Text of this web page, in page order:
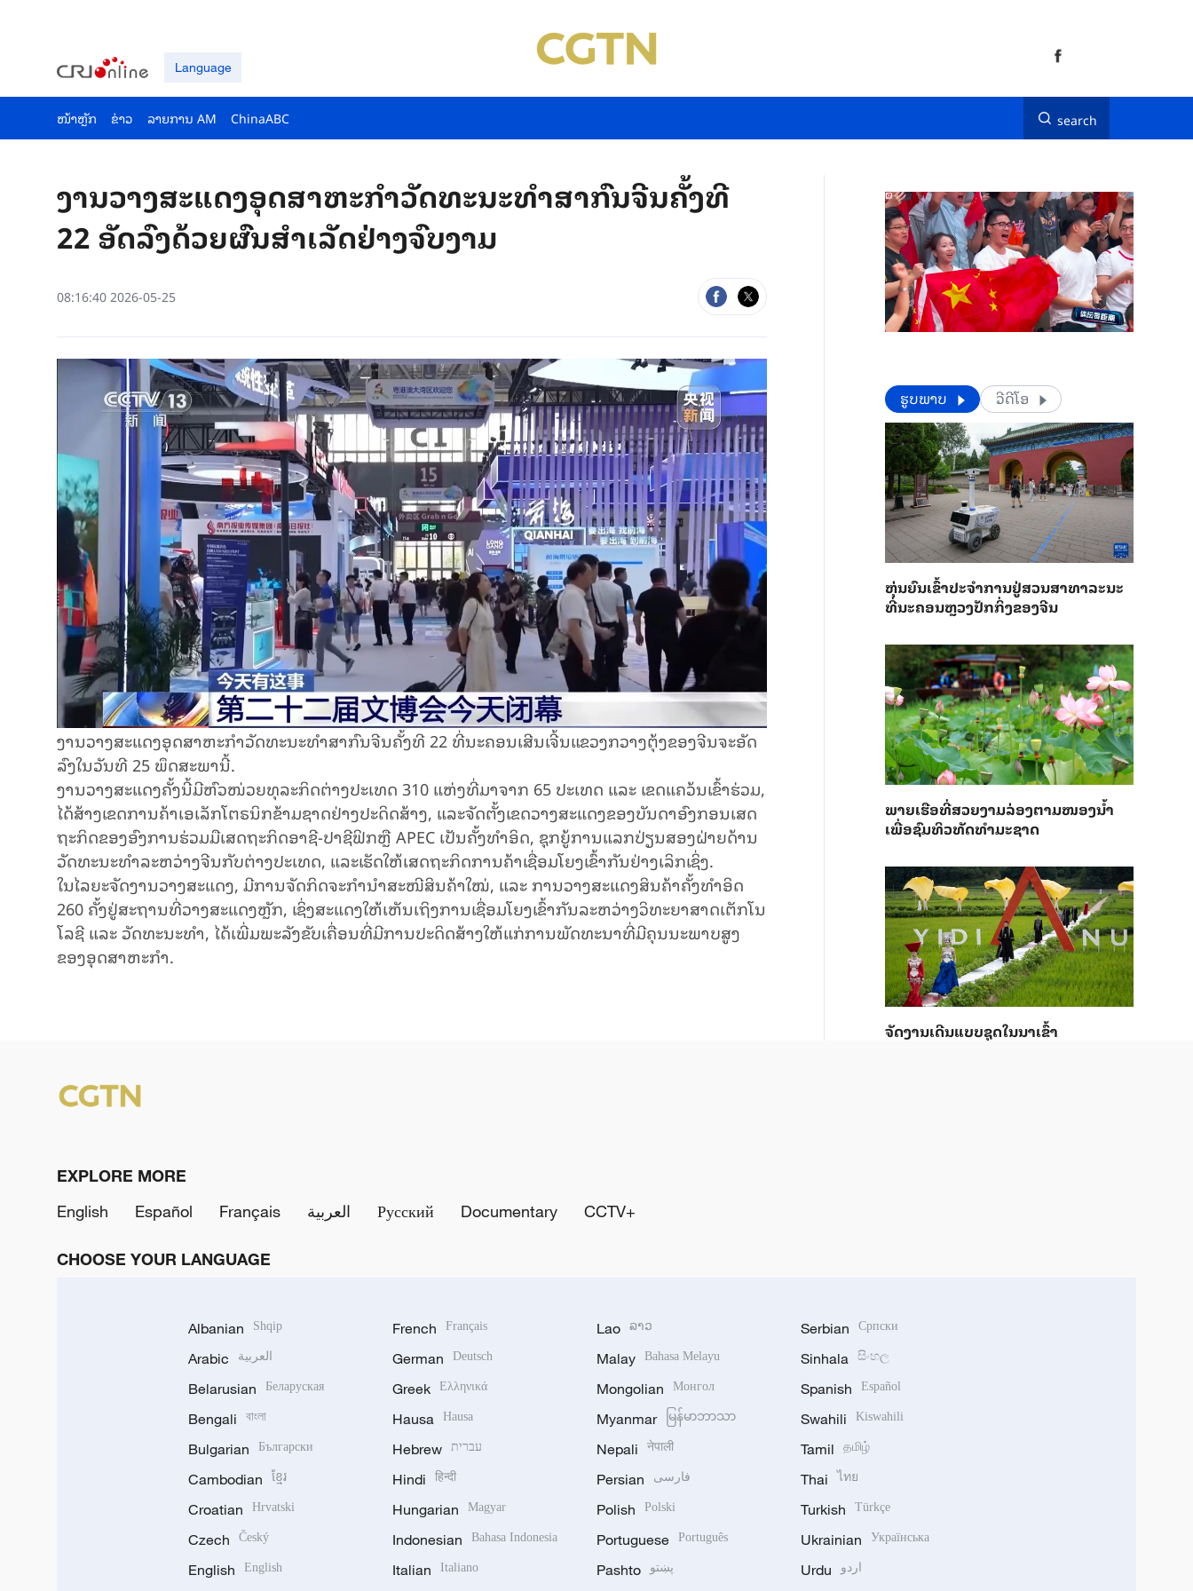
Language
ໜ້າຫຼັກ ຂ່າວ ລາຍ​ການ AM ChinaABC search
ງານ​ວາງ​ສະ​ແດງອຸດ​ສາ​ຫະ​ກຳ​ວັດ​ທະ​ນະ​ທຳ​ສ​າ​ກົນ​ຈີນ​ຄັ້ງ​ທີ
22 ອັດ​ລົງ​ດ້ວຍ​ຜົນ​ສຳ​ເລັດ​ຢ່າງ​ຈົບ​ງາມ
08:16:40 2026-05-25
ງານ​ວາງ​ສະ​ແດງ​ອຸດ​ສາ​ຫະ​ກຳ​ວັດ​ທະ​ນະ​ທຳ​ສ​າ​ກົນ​ຈີນ​ຄັ້ງ​ທີ 22 ​ທີ່ນ​ະ​ຄອນ​ເສີນ​ເຈີ້ນ​ແຂວງກວາງ​ຕຸ້ງ​ຂອງ​ຈີນຈະອັດ​
ລົງໃນ​ວັນ​ທີ 25 ພຶດ​ສະ​ພາ​ນີ້.
ງານ​ວາງ​ສະ​ແດງ​ຄັ້ງ​ນີ້​ມີ​ຫົວ​ໜ່ວຍ​ທຸ​ລະ​ກິດ​ຕ່າງ​ປະ​ເທດ​ 310 ແຫ່ງ​ທີ່​ມາ​ຈາກ 65 ປະ​ເທດ ແລະ ເຂດ​ແຄວ້ນ​ເຂົ້າ​ຮ່ວມ,
ໄດ້​ສ້າງ​ເຂດ​ການ​ຄ້າ​ເອ​ເລັກ​ໂຕ​ຣ​ນິກ​ຂ້າມ​ຊາດ​​ຢ່າງ​ປະ​ດິດ​ສ້າງ, ແລະ​ຈັດ​ຕັ້ງ​ເຂດ​ວາງ​ສະ​ແດງ​ຂອ​ງ​ບັນ​ດາ​ອົງ​ກອນ​ເສດ​
ຖະ​ກິດ​ຂອງ​ອົງ​ການ​ຮ່ວມ​ມື​ເສດ​ຖະ​ກິດ​ອາ​ຊີ-ປາ​ຊີ​ຟິກ​ຫຼື APEC ເປັນ​ຄັ້ງ​ທຳ​ອິດ, ຊຸກ​ຍູ້​ການ​ແລກ​ປ່ຽນ​ສອງ​ຝ່າຍ​ດ້ານ​
ວັດ​ທະ​ນະ​ທຳ​ລະ​ຫວ່າງ​ຈີນ​ກັບ​ຕ່າງ​ປະ​ເທດ, ແລະ​ເຮັດ​ໃຫ້​ເສດ​ຖະ​ກິດ​ການ​ຄ້າ​ເຊື່ອມ​ໂຍງ​ເຂົ້າ​ກັນ​ຢ່າງ​ເລິກ​ເຊິ່ງ.
ໃນ​ໄລ​ຍະ​ຈັດ​ງານ​ວາງ​ສະ​ແດງ, ມີ​ການ​ຈັດກິດ​ຈະ​ກຳ​ນຳ​ສະ​ໜີ​ສິນ​ຄ້າ​ໃໝ່, ​ແລະ ​ການວາງ​ສະ​ແດງ​ສິນ​ຄ້າ​ຄັ້ງ​ທຳ​ອິດ​
260 ຄັ້ງຢູ່​ສະ​ຖານ​ທີ່​ວາງ​ສະ​ແດງ​ຫຼັກ, ເຊິ່ງ​ສະ​ແດງ​ໃຫ້​ເຫັນ​ເຖິງ​ການ​ເຊື່ອມ​ໂຍງ​ເຂົ້າ​ກັນ​ລະ​ຫວ່າງ​ວິ​ທະ​ຍາ​ສາດເຕັກ​ໂນ​
ໂລ​ຊີ ແລະ ວັດ​ທະ​ນະ​ທຳ, ໄດ້​ເພີ່ມ​ພະ​ລັງ​​ຂັບ​ເຄື່ອນ​ທີ່​ມີ​ການ​ປະ​ດິດ​ສ້າງ​ໃຫ້​ແກ່​ການ​ພັດ​ທະ​ນາ​ທີ່​ມີ​ຄຸນ​ນະ​ພາບ​ສູງ​
ຂອງ​ອຸດ​ສາ​ຫະ​ກຳ.
​​ຮູບພາບ ວີດີໂອ
​ຫຸ່ນ​ຍົນ​ເຂົ້າ​ປະ​ຈຳ​ການ​ຢູ່​ສວນ​ສາ​ທາ​ລະ​ນະ​
ທີ່​ນະ​ຄອນຫຼວງ​ປັກ​ກິ່ງ​ຂອງ​ຈີນ
ພາຍ​ເຮືອທີ່​ສວຍ​ງາມ​ລ່ອງ​ຕາມ​​ໜອງນ້ຳ​​
ຈັດງານເດີນແບບຊຸດໃນນາເຂົ້າ
EXPLORE MORE
English
Español Français العربية Русский Documentary CCTV+
CHOOSE YOUR LANGUAGE
Albanian Shqip
Arabic العربية
Belarusian Беларуская
Bengali বাংলা
Bulgarian Български
Cambodian ខ្មែរ
Croatian Hrvatski
Czech Český
English English
French Français
German Deutsch
Greek Ελληνικά
Hausa Hausa
Hebrew עברית
Hindi हिन्दी
Hungarian Magyar
Indonesian Bahasa Indonesia
Italian Italiano
Lao ລາວ
Malay Bahasa Melayu
Mongolian Монгол
Myanmar မြန်မာဘာသာ
Nepali नेपाली
Persian فارسی
Polish Polski
Portuguese Português
Pashto پښتو
Serbian Српски
Sinhala සිංහල
Spanish Español
Swahili Kiswahili
Tamil தமிழ்
Thai ไทย
Turkish Türkçe
Ukrainian Українська
Urdu اردو